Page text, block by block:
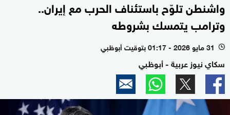
واشنطن تلوّح باستئناف الحرب مع إيران..
وترامب يتمسك بشروطه
l 31 مايو 2026 - 01:17 بتوقيت أبوظبي
سكاي نيوز عربية - أبوظبي